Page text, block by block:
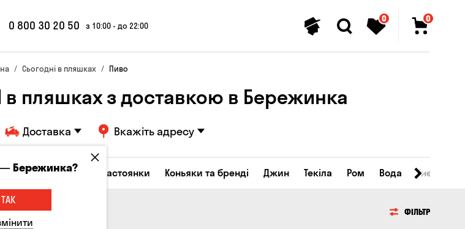
0 800 30 20 50 з 10:00 - до 22:00
0 0
Сьогодні в пляшках Пиво
пляшках з доставкою в Бережинка
Доставка Вкажіть адресу
Соджу Лікери та настоянки Коньяки та бренді Джин Текіла Ром Вода
ФІЛЬТР
—Бережинка?
ТАК